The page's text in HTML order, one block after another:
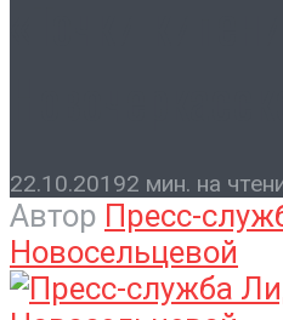
22.10.20192 мин. на
Автор Пресс-
Новосельцевой